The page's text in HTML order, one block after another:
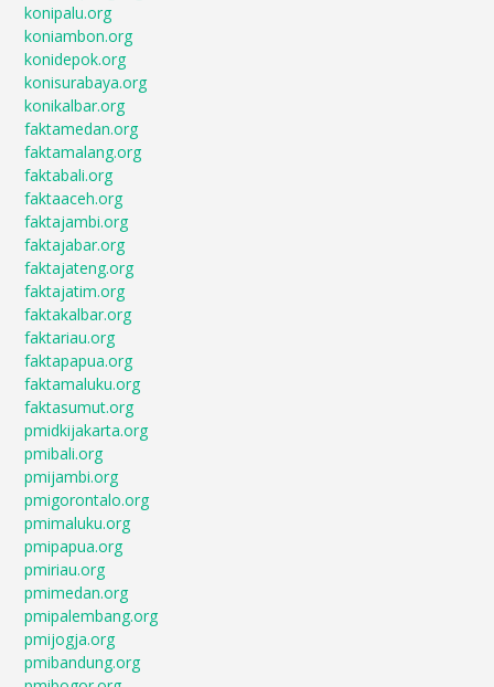
konipalu.org
koniambon.org
konidepok.org
konisurabaya.org
konikalbar.org
faktamedan.org
faktamalang.org
faktabali.org
faktaaceh.org
faktajambi.org
faktajabar.org
faktajateng.org
faktajatim.org
faktakalbar.org
faktariau.org
faktapapua.org
faktamaluku.org
faktasumut.org
pmidkijakarta.org
pmibali.org
pmijambi.org
pmigorontalo.org
pmimaluku.org
pmipapua.org
pmiriau.org
pmimedan.org
pmipalembang.org
pmijogja.org
pmibandung.org